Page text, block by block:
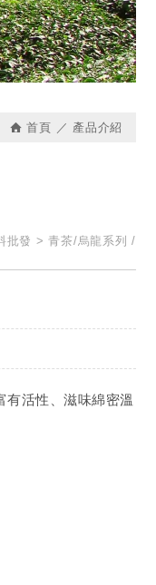
首頁 產品介紹
批發 青茶/烏龍系列
有活性、滋味綿密溫